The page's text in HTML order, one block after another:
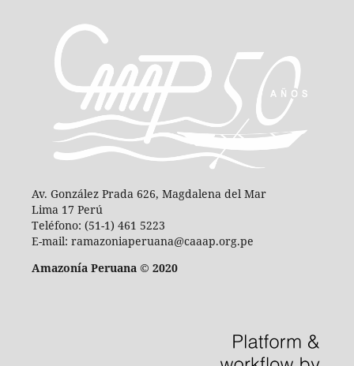
Av. González Prada 626, Magdalena del Mar
Lima 17 Perú
Teléfono: (51-1) 461 5223
E-mail: ramazoniaperuana@caaap.org.pe
Amazonía Peruana © 2020